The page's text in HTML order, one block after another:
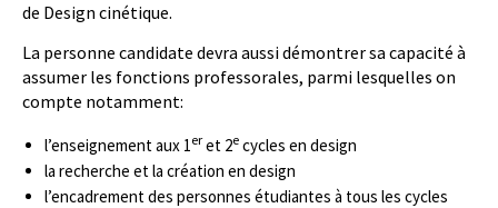
de Design cinétique.
La personne candidate devra aussi démontrer sa capacité à
assumer les fonctions professorales, parmi lesquelles on
compte notamment:
l’enseignement aux 1eret 2e cycles en design
la recherche et la création en design
l’encadrement des personnes étudiantes à tous les cycles